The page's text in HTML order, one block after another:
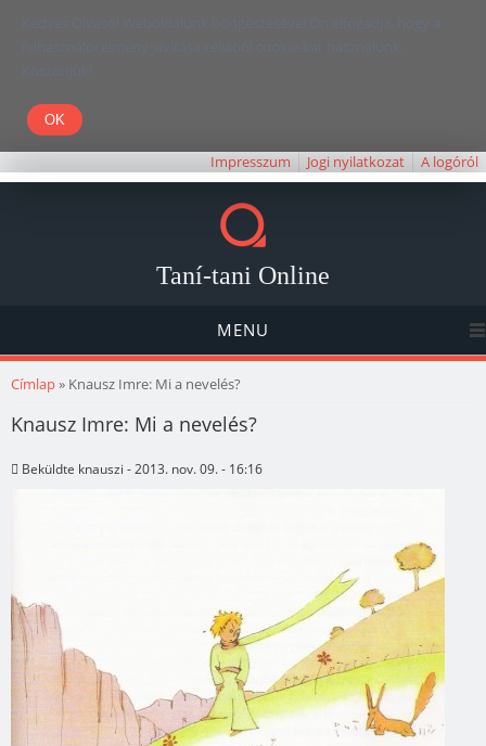
Kedves Olvasó! Weboldalunk böngészésével Ön elfogadja, hogy a
felhasználói élmény javítása céljából cookie-kat használunk.
Köszönjük!
Impresszum Jogi nyilatkozat A logóról
Taní-tani Online
MENU
Jelenlegi hely
Címlap» Knausz Imre: Mi a nevelés?
Knausz Imre: Mi a nevelés?
Beküldte knauszi - 2013. nov. 09. - 16:16